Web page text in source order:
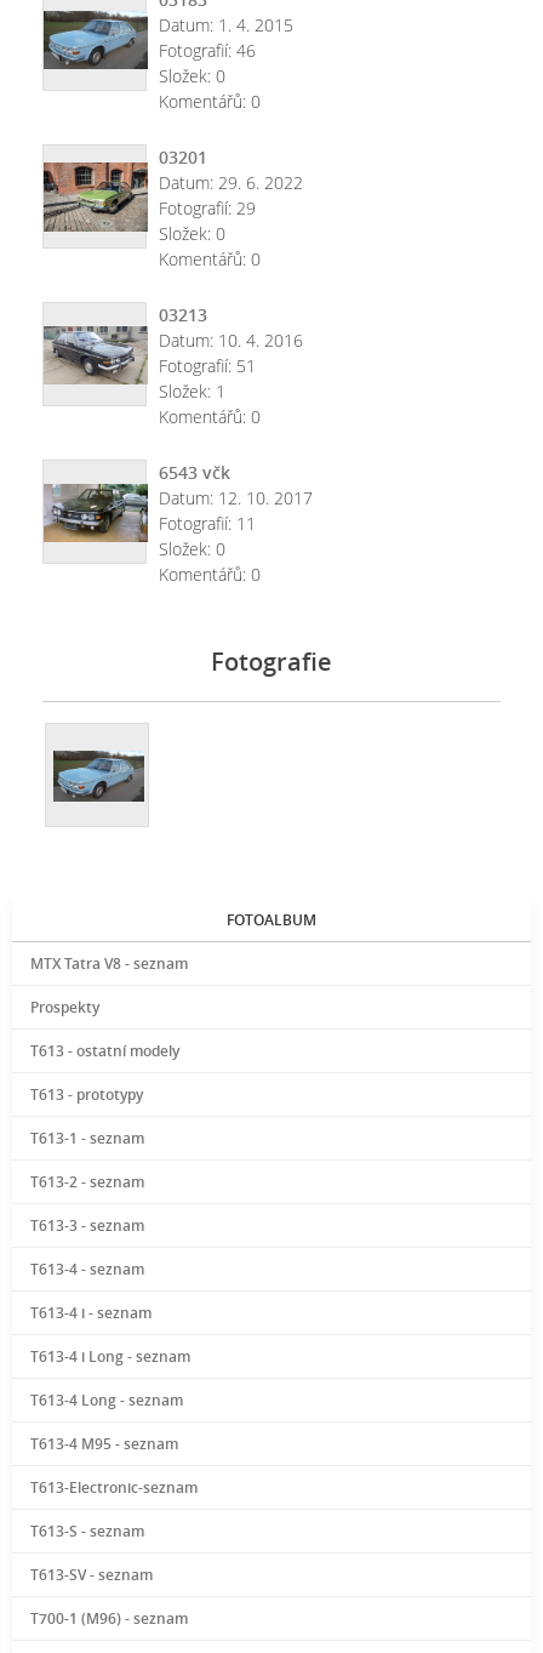
Datum: 1. 4. 2015
Fotografií: 46
Složek: 0
Komentářů: 0
03201
Datum: 29. 6. 2022
Fotografií: 29
Složek: 0
Komentářů: 0
03213
Datum: 10. 4. 2016
Fotografií: 51
Složek: 1
Komentářů: 0
6543 včk
Datum: 12. 10. 2017
Fotografií: 11
Složek: 0
Komentářů: 0
Fotografie
FOTOALBUM
MTX Tatra V8 - seznam
Prospekty
T613 - ostatní modely
T613 - prototypy
T613-1 - seznam
T613-2 - seznam
T613-3 - seznam
T613-4 - seznam
T613-4 i - seznam
T613-4 i Long - seznam
T613-4 Long - seznam
T613-4 M95 - seznam
T613-Electronic-seznam
T613-S - seznam
T613-SV - seznam
T700-1 (M96) - seznam